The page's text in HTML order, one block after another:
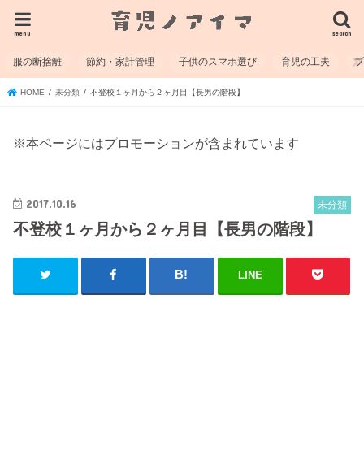
search
menu
服の断捨離 節約・家計管理 子供のスマホ選び 育児の工夫
HOME 未分類 不登校１ヶ月から２ヶ月目【長男の階段】
※本ページにはプロモーションが含まれています
未分類
2017.10.16
不登校１ヶ月から２ヶ月目【長男の階段】
LINE